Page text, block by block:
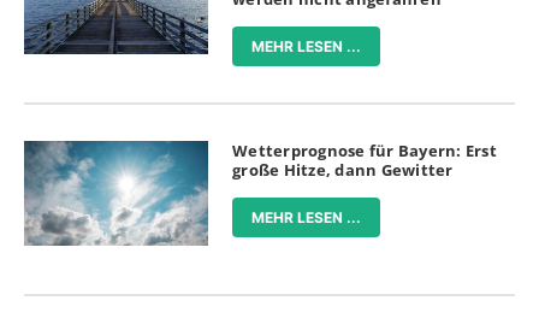
MEHR LESEN ...
Wetterprognose für Bayern: Erst
große Hitze, dann Gewitter
MEHR LESEN ...